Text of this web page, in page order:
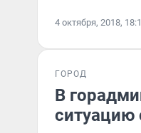
4 октября, 2018,
ГОРОД
В